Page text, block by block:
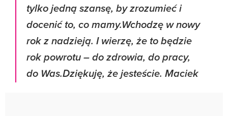
tylko jedną szansę, by zrozumieć i
docenić to, co mamy.Wchodzę w nowy
rok z nadzieją. I wierzę, że to będzie
rok powrotu – do zdrowia, do pracy,
do Was.Dziękuję, że jesteście. Maciek